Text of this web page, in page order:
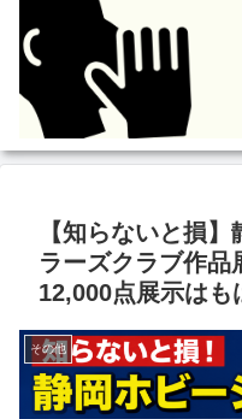
【知らないと損
ラーズクラブ作
12,000点展示はも
その他